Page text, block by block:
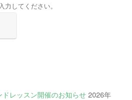
力してください。
レッスン開催のお知らせ 2026年